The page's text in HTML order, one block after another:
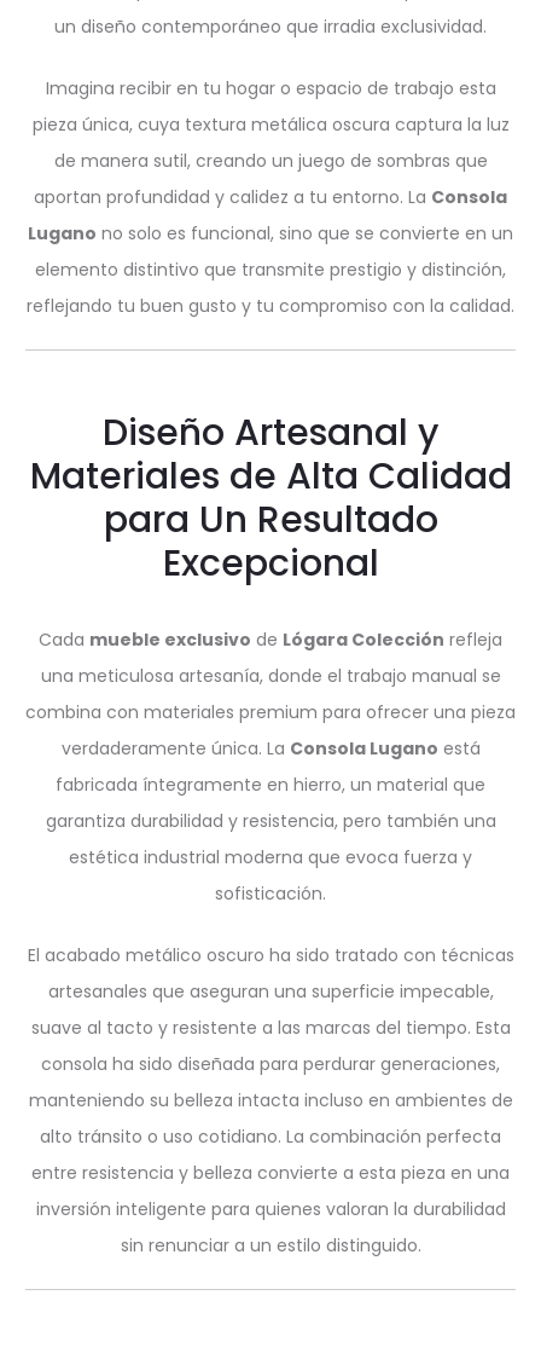
un diseño contemporáneo que irradia exclusividad.
Imagina recibir en tu hogar o espacio de trabajo esta
pieza única, cuya textura metálica oscura captura la luz
de manera sutil, creando un juego de sombras que
aportan profundidad y calidez a tu entorno. La Consola
Lugano no solo es funcional, sino que se convierte en un
elemento distintivo que transmite prestigio y distinción,
reflejando tu buen gusto y tu compromiso con la calidad.
Diseño Artesanal y
Materiales de Alta Calidad
para Un Resultado
Excepcional
Cada mueble exclusivo de Lógara Colección refleja
una meticulosa artesanía, donde el trabajo manual se
combina con materiales premium para ofrecer una pieza
verdaderamente única. La Consola Lugano está
fabricada íntegramente en hierro, un material que
garantiza durabilidad y resistencia, pero también una
estética industrial moderna que evoca fuerza y
sofisticación.
El acabado metálico oscuro ha sido tratado con técnicas
artesanales que aseguran una superficie impecable,
suave al tacto y resistente a las marcas del tiempo. Esta
consola ha sido diseñada para perdurar generaciones,
manteniendo su belleza intacta incluso en ambientes de
alto tránsito o uso cotidiano. La combinación perfecta
entre resistencia y belleza convierte a esta pieza en una
inversión inteligente para quienes valoran la durabilidad
sin renunciar a un estilo distinguido.